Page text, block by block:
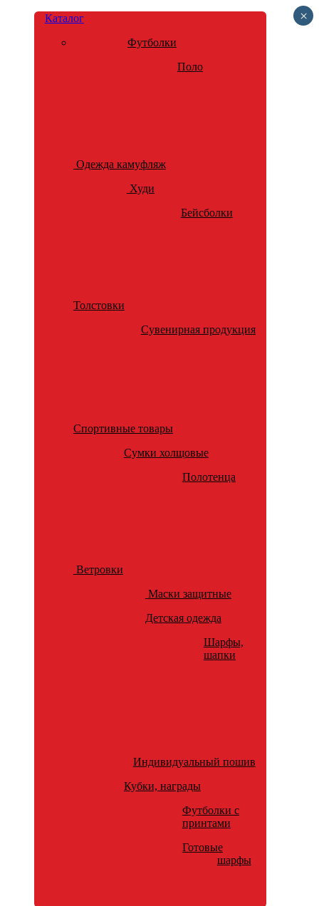
Каталог
Футболки
Поло
Одежда камуфляж
Худи
Бейсболки
Толстовки
Сувенирная продукция
Спортивные товары
Сумки холщовые
Полотенца
Ветровки
Маски защитные
Детская одежда
Шарфы,
шапки
Индивидуальный пошив
Кубки, награды
Футболки с
принтами
Готовые
шарфы
×